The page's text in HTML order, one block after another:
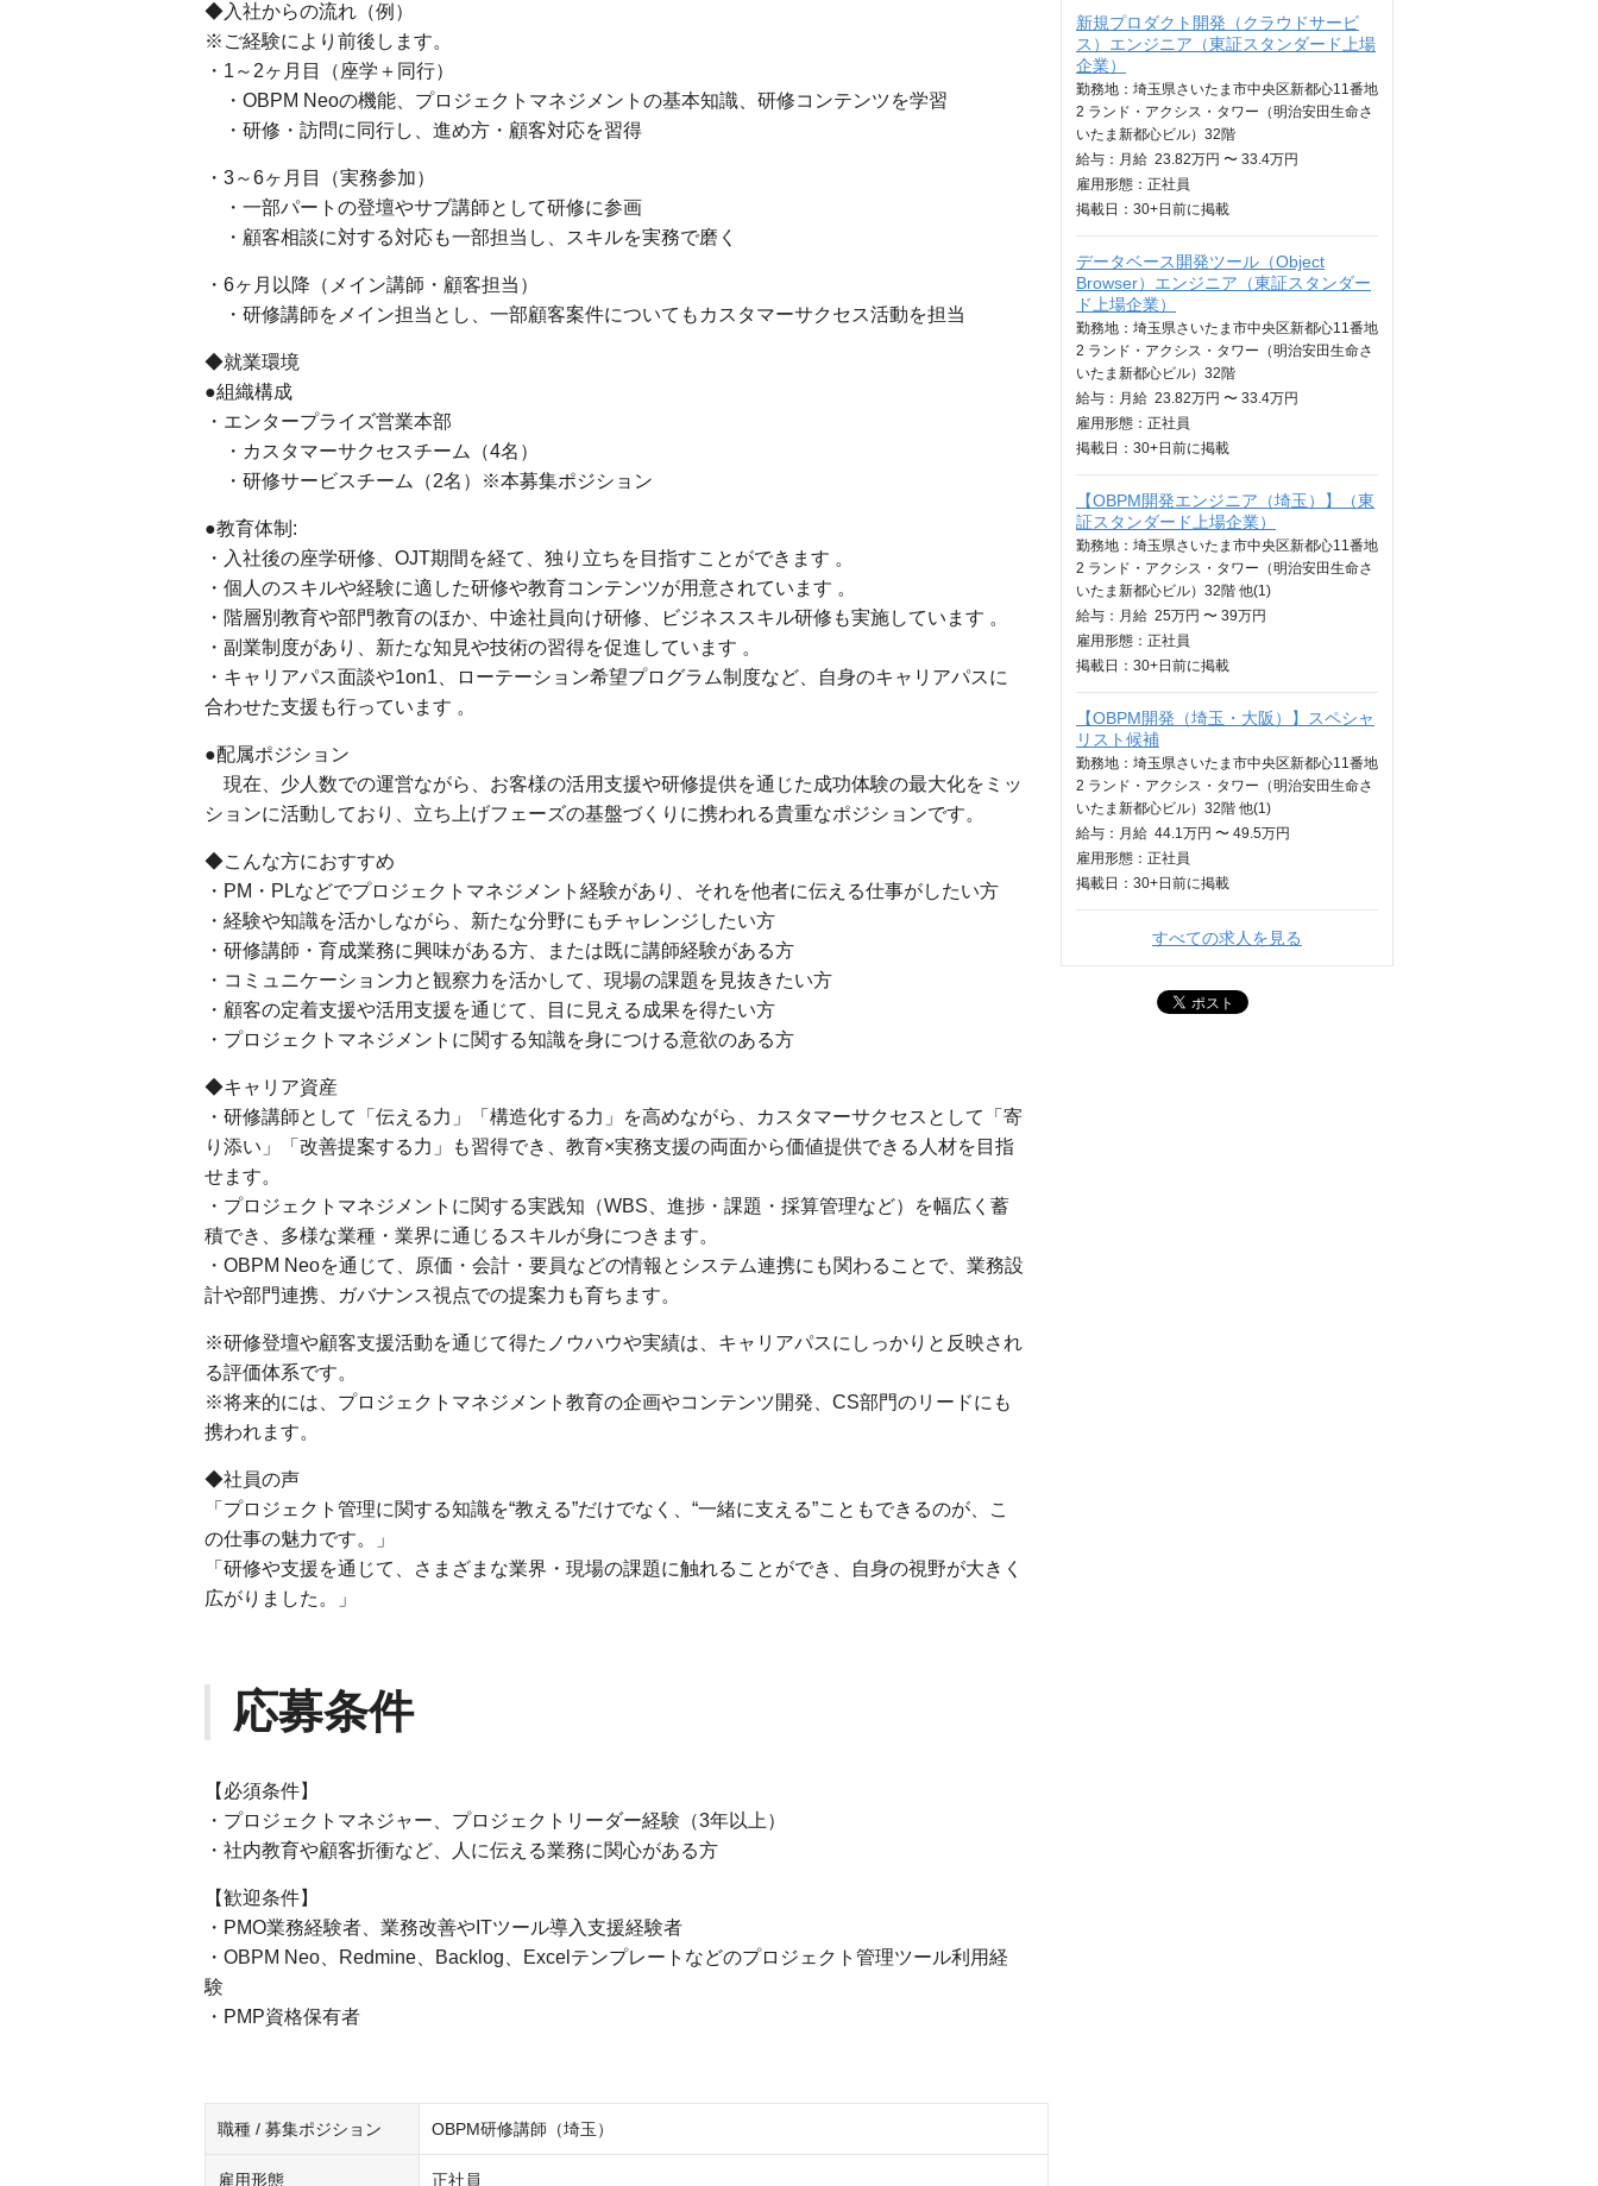
◆入社からの流れ（例）
※ご経験により前後します。
・1～2ヶ月目（座学＋同行）
・OBPM Neoの機能、プロジェクトマネジメントの基本知識、研修コンテンツを学習
・研修・訪問に同行し、進め方・顧客対応を習得
・3～6ヶ月目（実務参加）
・一部パートの登壇やサブ講師として研修に参画
・顧客相談に対する対応も一部担当し、スキルを実務で磨く
・6ヶ月以降（メイン講師・顧客担当）
・研修講師をメイン担当とし、一部顧客案件についてもカスタマーサクセス活動を担当
◆就業環境
●組織構成
・エンタープライズ営業本部
・カスタマーサクセスチーム（4名）
・研修サービスチーム（2名）※本募集ポジション
●教育体制:
・入社後の座学研修、OJT期間を経て、独り立ちを目指すことができます 。
・個人のスキルや経験に適した研修や教育コンテンツが用意されています 。
・階層別教育や部門教育のほか、中途社員向け研修、ビジネススキル研修も実施しています 。
・副業制度があり、新たな知見や技術の習得を促進しています 。
・キャリアパス面談や1on1、ローテーション希望プログラム制度など、自身のキャリアパスに
合わせた支援も行っています 。
●配属ポジション
現在、少人数での運営ながら、お客様の活用支援や研修提供を通じた成功体験の最大化をミッ
ションに活動しており、立ち上げフェーズの基盤づくりに携われる貴重なポジションです。
◆こんな方におすすめ
・PM・PLなどでプロジェクトマネジメント経験があり、それを他者に伝える仕事がしたい方
・経験や知識を活かしながら、新たな分野にもチャレンジしたい方
・研修講師・育成業務に興味がある方、または既に講師経験がある方
・コミュニケーション力と観察力を活かして、現場の課題を見抜きたい方
・顧客の定着支援や活用支援を通じて、目に見える成果を得たい方
・プロジェクトマネジメントに関する知識を身につける意欲のある方
◆キャリア資産
・研修講師として「伝える力」「構造化する力」を高めながら、カスタマーサクセスとして「寄
り添い」「改善提案する力」も習得でき、教育×実務支援の両面から価値提供できる人材を目指
せます。
・プロジェクトマネジメントに関する実践知（WBS、進捗・課題・採算管理など）を幅広く蓄
積でき、多様な業種・業界に通じるスキルが身につきます。
・OBPM Neoを通じて、原価・会計・要員などの情報とシステム連携にも関わることで、業務設
計や部門連携、ガバナンス視点での提案力も育ちます。
※研修登壇や顧客支援活動を通じて得たノウハウや実績は、キャリアパスにしっかりと反映され
る評価体系です。
※将来的には、プロジェクトマネジメント教育の企画やコンテンツ開発、CS部門のリードにも
携われます。
◆社員の声
「プロジェクト管理に関する知識を“教える”だけでなく、“一緒に支える”こともできるのが、こ
の仕事の魅力です。」
「研修や支援を通じて、さまざまな業界・現場の課題に触れることができ、自身の視野が大きく
広がりました。」
応募条件
【必須条件】
・プロジェクトマネジャー、プロジェクトリーダー経験（3年以上）
・社内教育や顧客折衝など、人に伝える業務に関心がある方
【歓迎条件】
・PMO業務経験者、業務改善やITツール導入支援経験者
・OBPM Neo、Redmine、Backlog、Excelテンプレートなどのプロジェクト管理ツール利用経
験
・PMP資格保有者
職種 / 募集ポジション OBPM研修講師（埼玉）
雇用形態 正社員
新規プロダクト開発（クラウドサービ
ス）エンジニア（東証スタンダード上場
企業）
勤務地：埼玉県さいたま市中央区新都心11番地
2 ランド・アクシス・タワー（明治安田生命さ
いたま新都心ビル）32階
給与： 月給 23.82万円 〜 33.4万円
雇用形態：正社員
掲載日： 30+日 前に掲載
データベース開発ツール（Object
Browser）エンジニア（東証スタンダー
ド上場企業）
勤務地：埼玉県さいたま市中央区新都心11番地
2 ランド・アクシス・タワー（明治安田生命さ
いたま新都心ビル）32階
給与： 月給 23.82万円 〜 33.4万円
雇用形態：正社員
掲載日： 30+日 前に掲載
【OBPM開発エンジニア（埼玉）】（東
証スタンダード上場企業）
勤務地：埼玉県さいたま市中央区新都心11番地
2 ランド・アクシス・タワー（明治安田生命さ
いたま新都心ビル）32階 他(1)
給与： 月給 25万円 〜 39万円
雇用形態：正社員
掲載日： 30+日 前に掲載
【OBPM開発（埼玉・大阪）】スペシャ
リスト候補
勤務地：埼玉県さいたま市中央区新都心11番地
2 ランド・アクシス・タワー（明治安田生命さ
いたま新都心ビル）32階 他(1)
給与： 月給 44.1万円 〜 49.5万円
雇用形態：正社員
掲載日： 30+日 前に掲載
すべての求人を見る